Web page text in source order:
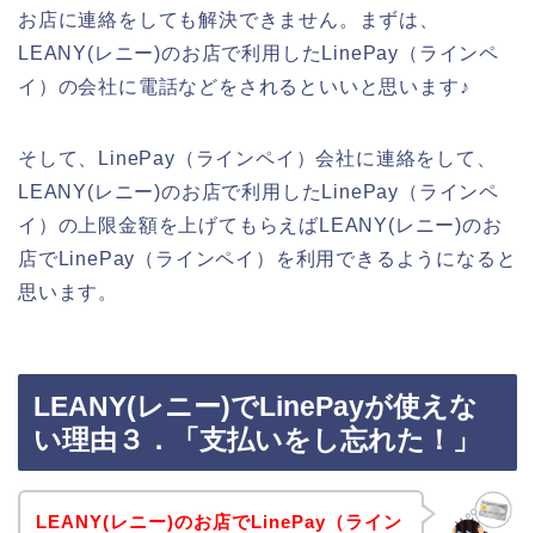
お店に連絡をしても解決できません。まずは、
LEANY(レニー)のお店で利用したLinePay（ラインペ
イ）の会社に電話などをされるといいと思います♪
そして、LinePay（ラインペイ）会社に連絡をして、
LEANY(レニー)のお店で利用したLinePay（ラインペ
イ）の上限金額を上げてもらえばLEANY(レニー)のお
店でLinePay（ラインペイ）を利用できるようになると
思います。
LEANY(レニー)でLinePayが使えな
い理由３．「支払いをし忘れた！」
LEANY(レニー)のお店でLinePay（ライン